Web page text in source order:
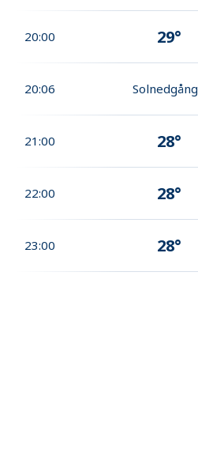
20:00 29°
20:06 Solnedgång
21:00 28°
22:00 28°
23:00 28°